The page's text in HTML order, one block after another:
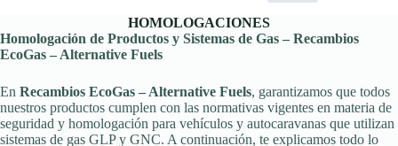
HOMOLOGACIONES
Homologación de Productos y Sistemas de Gas – Recambios
EcoGas – Alternative Fuels
En Recambios EcoGas – Alternative Fuels, garantizamos que todos
nuestros productos cumplen con las normativas vigentes en materia de
seguridad y homologación para vehículos y autocaravanas que utilizan
sistemas de gas GLP y GNC. A continuación, te explicamos todo lo